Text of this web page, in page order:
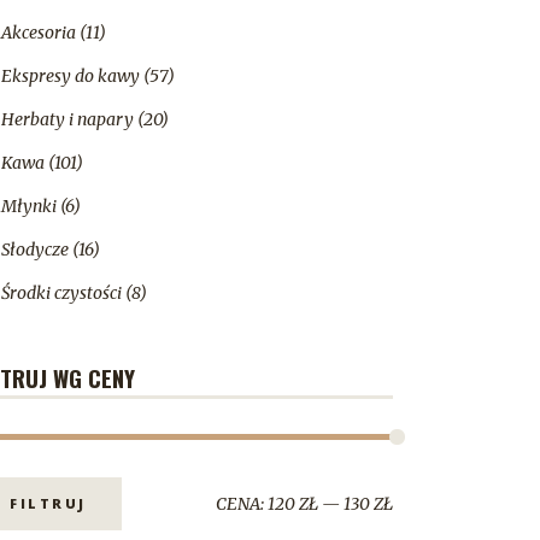
Akcesoria (11)
Ekspresy do kawy (57)
Herbaty i napary (20)
Kawa (101)
Młynki (6)
Słodycze (16)
Środki czystości (8)
WG CENY
FILTRUJ CENA:120 ZŁ— 130 ZŁ